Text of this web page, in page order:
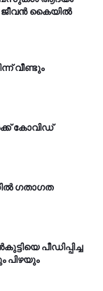
ജീവൻ കൈയിൽ
വീണ്ടും
കോവിഡ്
ഗതാഗത
പീഡിപ്പിച്ച
പിഴയും